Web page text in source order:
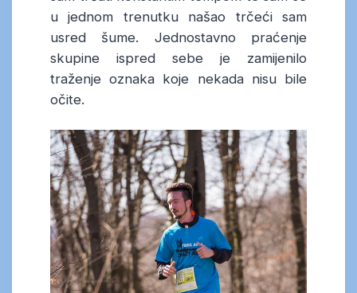
u jednom trenutku našao trčeći sam
usred šume. Jednostavno praćenje
skupine ispred sebe je zamijenilo
traženje oznaka koje nekada nisu bile
očite.